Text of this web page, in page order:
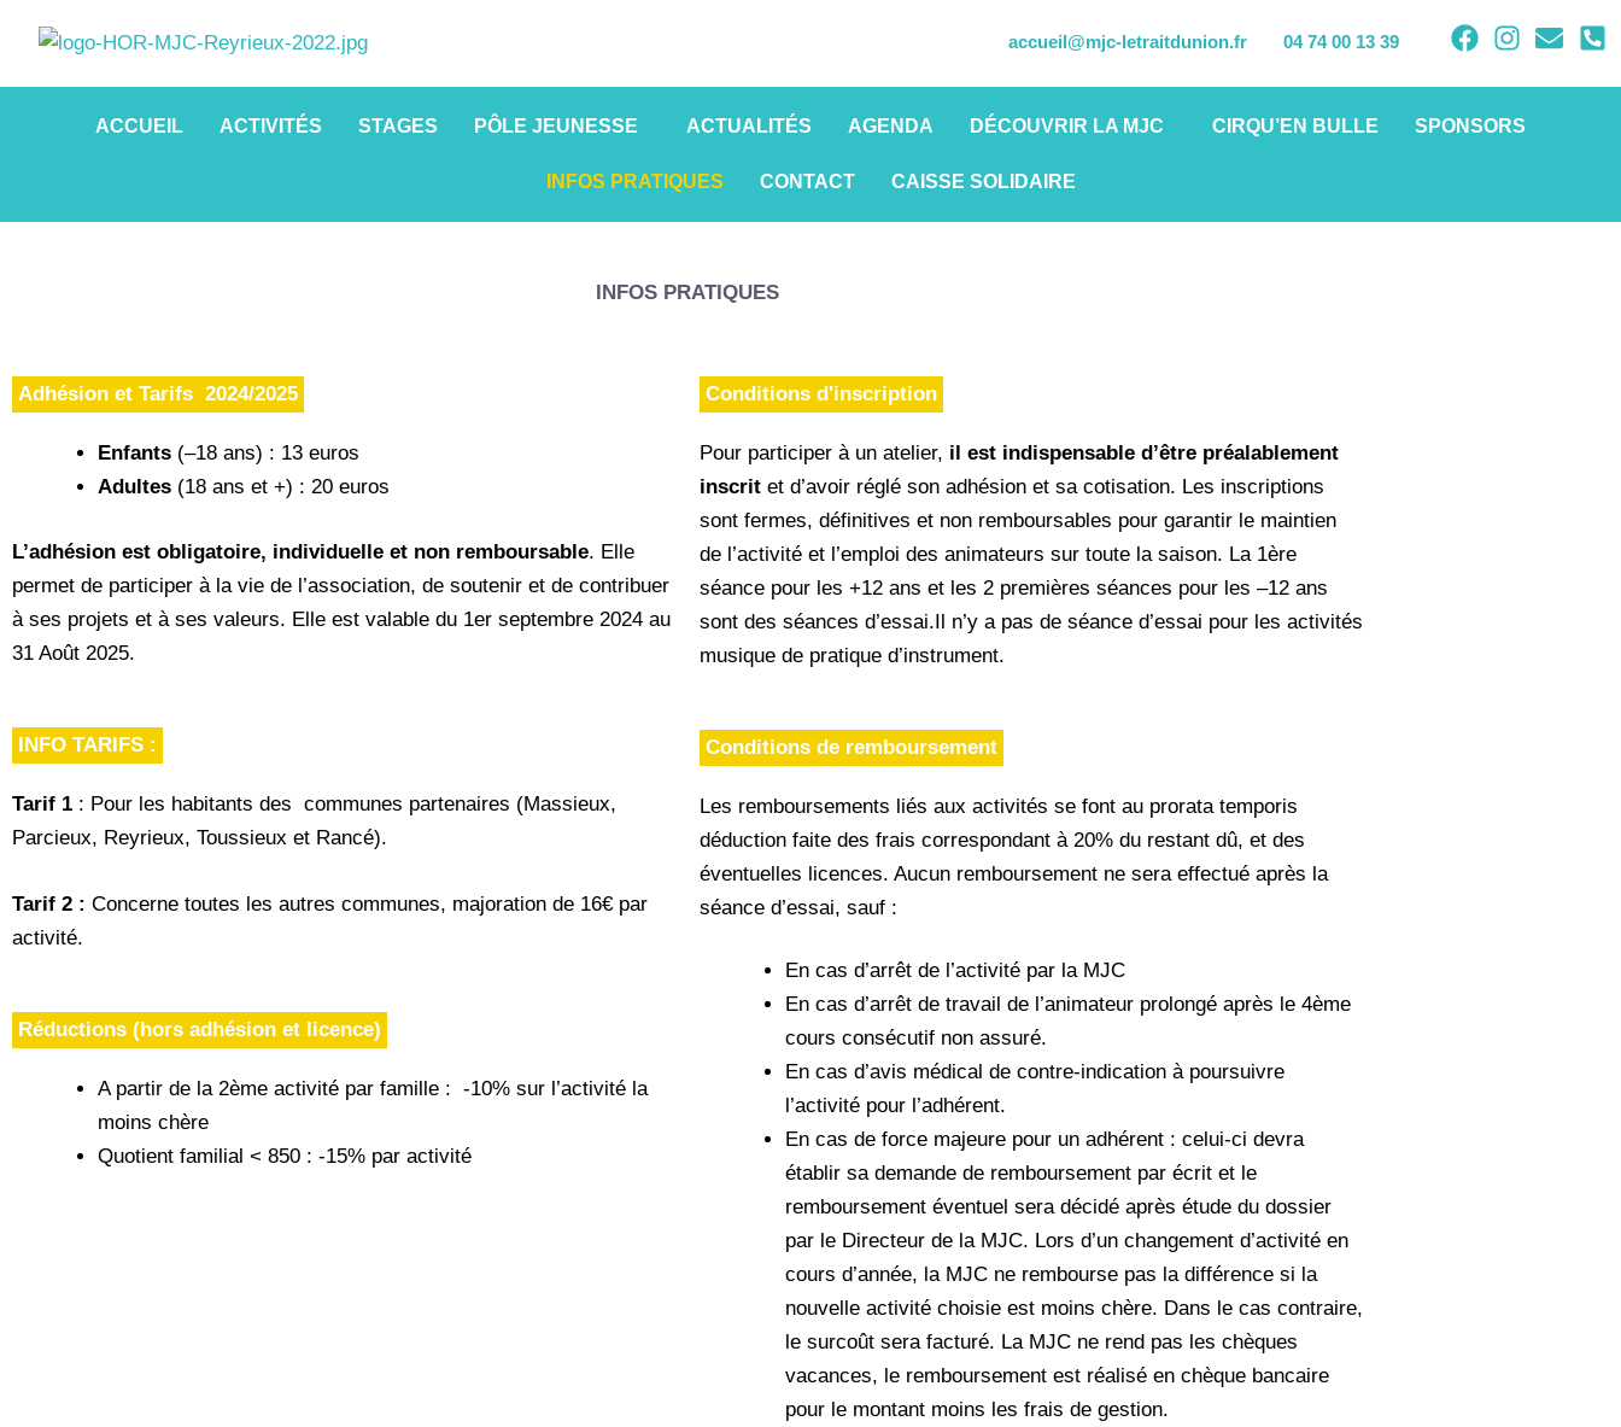
contenu
accueil@mjc-letraitdunion.fr 04 74 00 13 39
ACCUEIL ACTIVITÉS STAGES PÔLE JEUNESSE ACTUALITÉS AGENDA DÉCOUVRIR LA MJC CIRQU’EN BULLE SPONSORS
INFOS PRATIQUES CONTACT CAISSE SOLIDAIRE
INFOS PRATIQUES
Adhésion et Tarifs 2024/2025
Enfants (–18 ans) : 13 euros
Adultes (18 ans et +) : 20 euros
L’adhésion est obligatoire, individuelle et non remboursable. Elle
permet de participer à la vie de l’association, de soutenir et de contribuer
à ses projets et à ses valeurs. Elle est valable du 1er septembre 2024 au
31 Août 2025.
INFO TARIFS :
Tarif 1 : Pour les habitants des communes partenaires (Massieux,
Parcieux, Reyrieux, Toussieux et Rancé).
Tarif 2 : Concerne toutes les autres communes, majoration de 16€ par
activité.
Réductions (hors adhésion et licence)
A partir de la 2ème activité par famille : -10% sur l’activité la
moins chère
Quotient familial < 850 : -15% par activité
Conditions d'inscription
Pour participer à un atelier, il est indispensable d’être préalablement
inscrit et d’avoir réglé son adhésion et sa cotisation. Les inscriptions
sont fermes, définitives et non remboursables pour garantir le maintien
de l’activité et l’emploi des animateurs sur toute la saison. La 1ère
séance pour les +12 ans et les 2 premières séances pour les –12 ans
sont des séances d’essai.Il n’y a pas de séance d’essai pour les activités
musique de pratique d’instrument.
Conditions de remboursement
Les remboursements liés aux activités se font au prorata temporis
déduction faite des frais correspondant à 20% du restant dû, et des
éventuelles licences. Aucun remboursement ne sera effectué après la
séance d’essai, sauf :
En cas d’arrêt de l’activité par la MJC
En cas d’arrêt de travail de l’animateur prolongé après le 4ème
cours consécutif non assuré.
En cas d’avis médical de contre-indication à poursuivre
l’activité pour l’adhérent.
En cas de force majeure pour un adhérent : celui-ci devra
établir sa demande de remboursement par écrit et le
remboursement éventuel sera décidé après étude du dossier
par le Directeur de la MJC. Lors d’un changement d’activité en
cours d’année, la MJC ne rembourse pas la différence si la
nouvelle activité choisie est moins chère. Dans le cas contraire,
le surcoût sera facturé. La MJC ne rend pas les chèques
vacances, le remboursement est réalisé en chèque bancaire
pour le montant moins les frais de gestion.